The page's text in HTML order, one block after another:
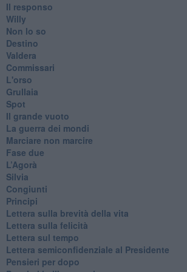
​Il responso
Willy
Non lo so
Destino
Valdera
Commissari
L'orso
Grullaia
Spot
​Il grande vuoto
​La guerra dei mondi
Marciare non marcire
Fase due
L’Agorà
Silvia
Congiunti
Principi
​Lettera sulla brevità della vita
​Lettera sulla felicità
​Lettera sul tempo
Lettera semiconfidenziale al Presidente
Pensieri per dopo